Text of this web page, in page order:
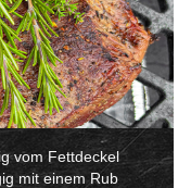
vom Fettdeckel
mit einem Rub